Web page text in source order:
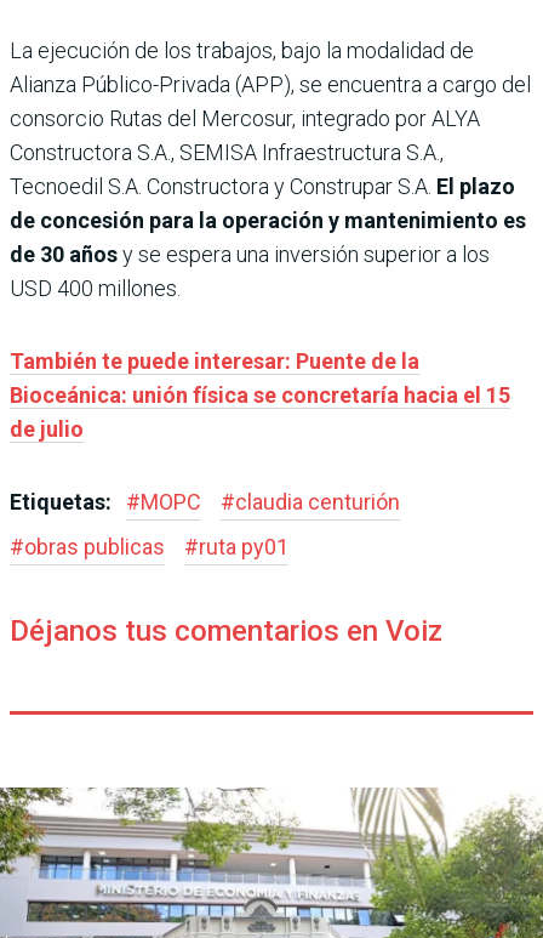
La ejecución de los trabajos, bajo la modalidad de
Alianza Público-Privada (APP), se encuentra a cargo del
consorcio Rutas del Mercosur, integrado por ALYA
Constructora S.A., SEMISA Infraestructura S.A.,
Tecnoedil S.A. Constructora y Construpar S.A. El plazo
de concesión para la operación y mantenimiento es
de 30 añosy se espera una inversión superior a los
USD 400 millones.
También te puede interesar: Puente de la
Bioceánica: unión física se concretaría hacia el 15
de julio
Etiquetas: #MOPC #claudia centurión
#obras publicas #ruta py01
Déjanos tus comentarios en Voiz